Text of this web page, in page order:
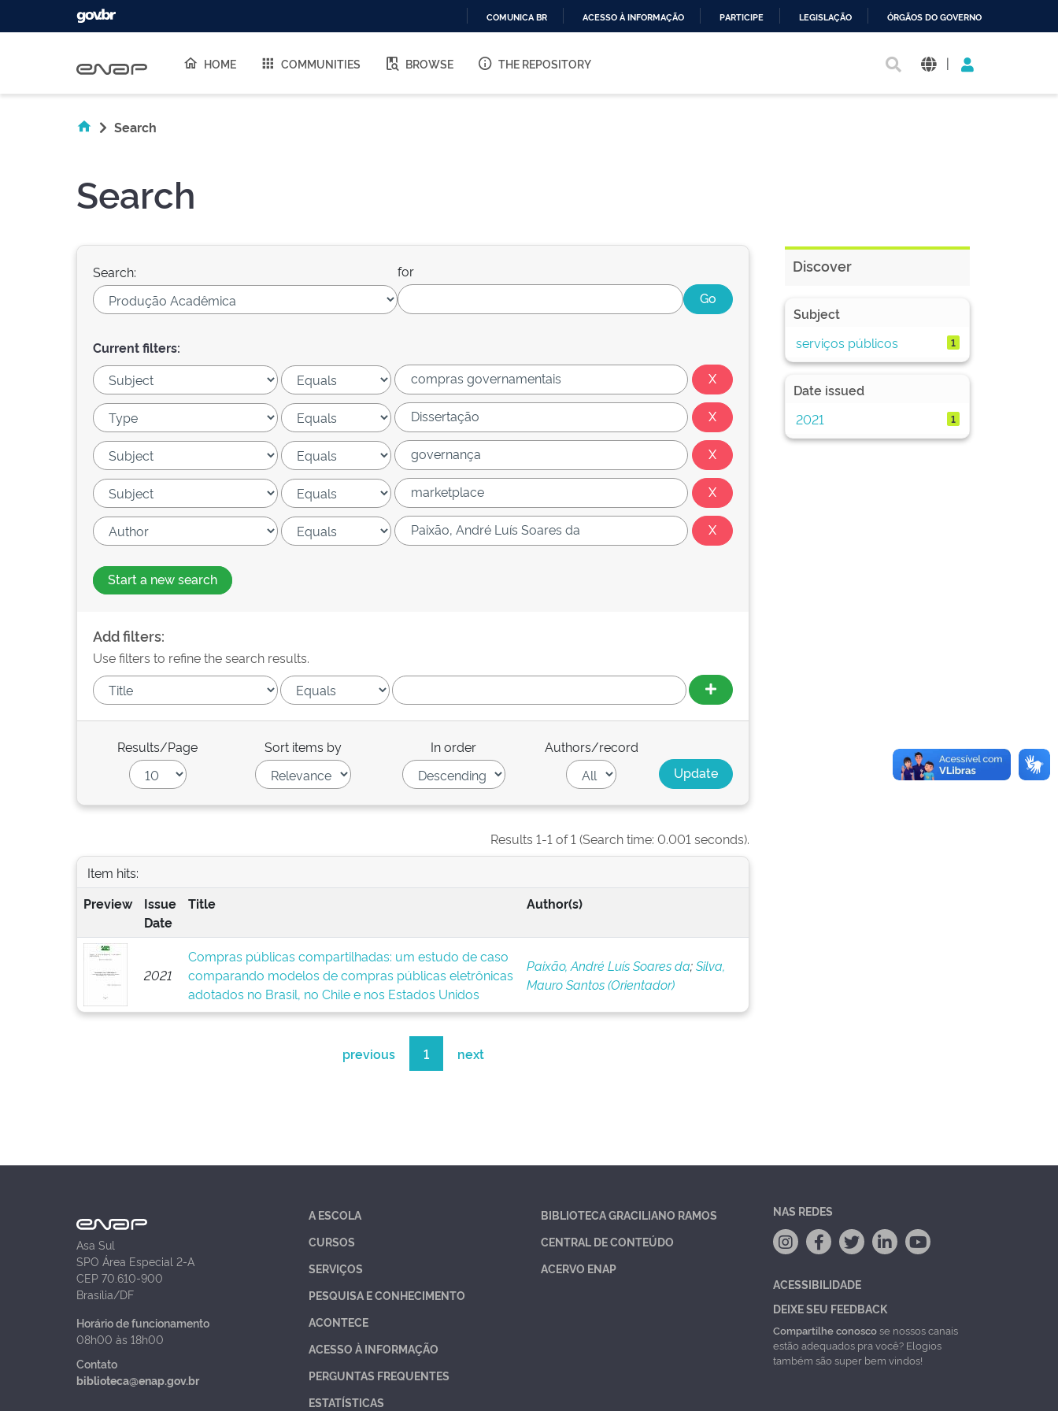
O
COMUNICA BR ACESSO À INFORMAÇÃO PARTICIPE LEGISLAÇÃO ÓRGÃOS DO GOVERNO
HOME COMMUNITIES BROWSE THE REPOSITORY |
Search
Search
Search: for
Current filters:
Start a new search
Add filters:
Use filters to refine the search results.
Results/Page Sort items by In order Authors/record
Results 1-1 of 1 (Search time: 0.001 seconds).
Item hits:
Preview
Issue
Date
Title Author(s)
2021
Compras públicas compartilhadas: um estudo de caso
comparando modelos de compras públicas eletrônicas
adotados no Brasil, no Chile e nos Estados Unidos
Paixão, André Luís Soares da;Silva,
Mauro Santos (Orientador)
previous 1 next
Discover
Subject
serviços públicos
1
Date issued
2021
1
Asa Sul
SPO Área Especial 2-A
CEP 70.610-900
Brasília/DF
Horário de funcionamento
08h00 às 18h00
Contato
biblioteca@enap.gov.br
A ESCOLA
CURSOS
SERVIÇOS
PESQUISA E CONHECIMENTO
ACONTECE
ACESSO À INFORMAÇÃO
PERGUNTAS FREQUENTES
ESTATÍSTICAS
BIBLIOTECA GRACILIANO RAMOS
CENTRAL DE CONTEÚDO
ACERVO ENAP
NAS REDES
ACESSIBILIDADE
DEIXE SEU FEEDBACK
Compartilhe conoscose nossos canais
estão adequados pra você? Elogios
também são super bem vindos!